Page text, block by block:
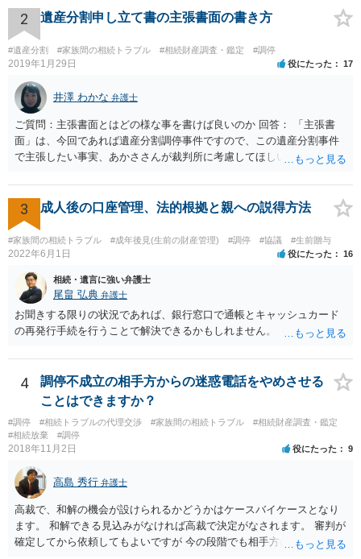
2 遺産分割申し立て書の主張書面の書き方
#遺産分割 #家族間の相続トラブル #相続財産調査・鑑定 #調停
2019年1月29日 役にたった 17
井澤 わかな 弁護士
ご質問：主張書面とはどの様な事を書けば良いのか 回答： 「主張書
面」は、今回であれば遺産分割調停事件ですので、この遺産分割事件
で主張したい事実、あかささんが裁判所に考慮してほしいと思う、亡
ります。 もし、主張したい事実や考慮してほしい事情に関連して
資料を持っているようであれば、主張書面とは別で提出できます。も
し、お姉さんに見られたくないような資料がある場合、「非開示の希
望に関する申出書」と共に提出することも考えられます。 ご質問：書
いた方が良い事と書かない方が良い事 回答： お姉さんが申立書の「申
立ての趣旨」のところに書いている遺産の分け方に対して意見があれ
ば、まずそれを書くとよいです。 次に「申立ての理由」のところに、
なぜ調停を申し立てたのか(例えば、あかささんと話合いが出来ない／
決裂した、など)や亡くなった方・あかささん・お姉さん間の事情やい
きさつなどが書かれていると思うので、あかささんから見てそれは違
分けるかを決めるについてあかささんが重要だと考える事情があれば
(例えば、○○のときにお姉さんは亡くなった方からお金を援助してもら
産分割に関係ない(と思われる)いきさつを沢山盛り込むことだと考えま
す(あくまで遺産分割に関係することに留める方が、裁判所や調停委員
3 成人後の口座管理、法的根拠と親への説得方法
#家族間の相続トラブル #成年後見(生前の財産管理) #調停 #協議 #生前贈与
2022年6月1日 役にたった 16
相続・遺言に強い弁護士
尾畠 弘典 弁護士
お聞きする限りの状況であれば、銀行窓口で通帳とキャッシュカード
の再発行手続を行うことで解決できるかもしれません。
4
調停不成立の相手方からの迷惑電話をやめさせる
ことはできますか？
#調停 #相続トラブルの代理交渉 #家族間の相続トラブル
#相続財産調査・鑑定
#相続放棄
#調停
2018年11月2日 役にたった 9
高島 秀行 弁護士
高裁で、和解の機会が設けられるかどうかはケースバイケースとなり
ます。 和解できる見込みがなければ高裁で決定がなされます。 審判が
確定してから依頼してもよいですが 今の段階でも相手方の連絡が迷惑